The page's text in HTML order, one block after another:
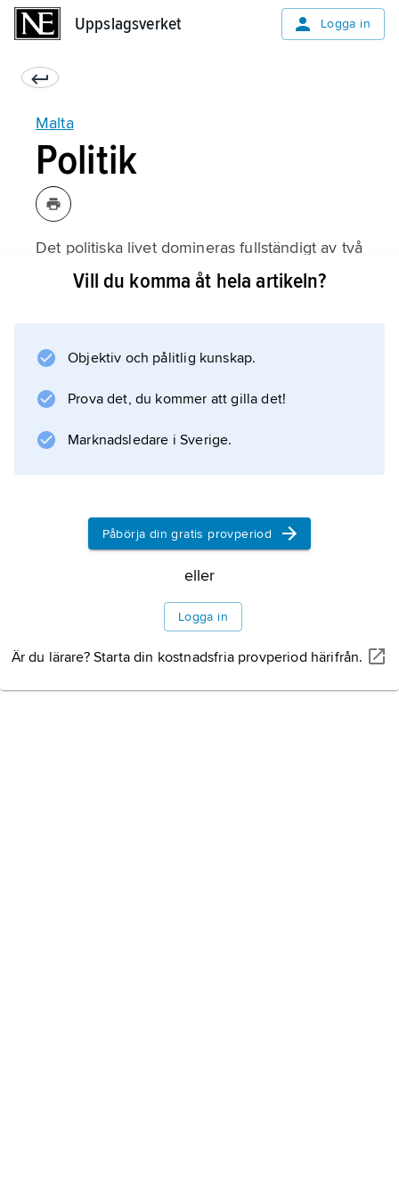
Uppslagsverket Logga in
Malta
Politik
Det politiska livet domineras fullständigt av två
partier:
('Arbetarpartiet', PL). Nationalistpartiet är ett
marknadsliberalt parti med kristen
socialdemokratiskt parti som förespråkar ett
Information om artikeln
Vill du komma åt hela artikeln?
Objektiv och pålitlig kunskap.
Prova det, du kommer att gilla det!
Marknadsledare i Sverige.
Påbörja din gratis provperiod
eller
Logga in
Är du lärare? Starta din kostnadsfria provperiod härifrån.